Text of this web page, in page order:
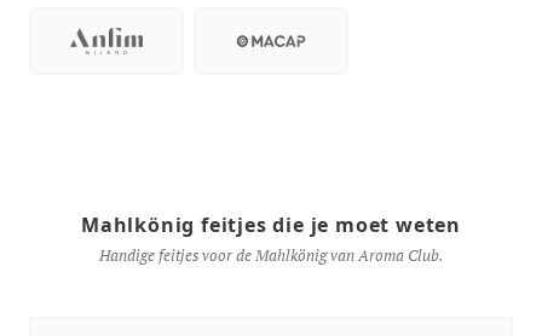
Mahlkönig feitjes die je moet weten
Handige feitjes voor de Mahlkönig van Aroma Club.